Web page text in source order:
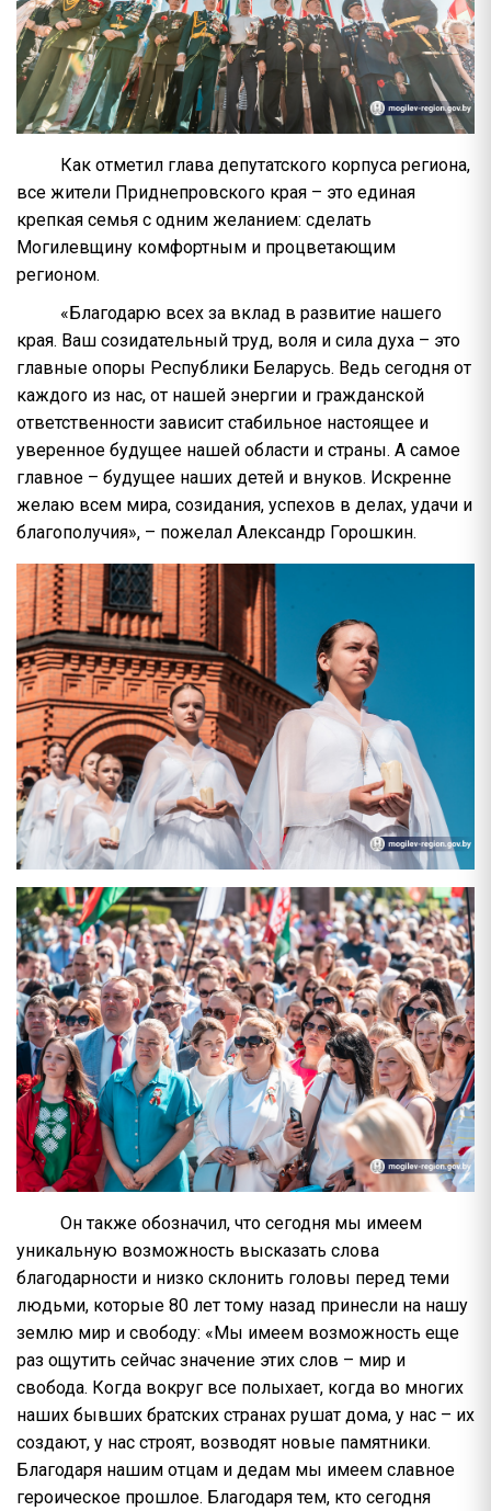
Как отметил глава депутатского корпуса региона,
все жители Приднепровского края – это единая
крепкая семья с одним желанием: сделать
Могилевщину комфортным и процветающим
регионом.
«Благодарю всех за вклад в развитие нашего
края. Ваш созидательный труд, воля и сила духа – это
главные опоры Республики Беларусь. Ведь сегодня от
каждого из нас, от нашей энергии и гражданской
ответственности зависит стабильное настоящее и
уверенное будущее нашей области и страны. А самое
главное – будущее наших детей и внуков. Искренне
желаю всем мира, созидания, успехов в делах, удачи и
благополучия», – пожелал Александр Горошкин.
Он также обозначил, что сегодня мы имеем
уникальную возможность высказать слова
благодарности и низко склонить головы перед теми
людьми, которые 80 лет тому назад принесли на нашу
землю мир и свободу: «Мы имеем возможность еще
раз ощутить сейчас значение этих слов – мир и
свобода. Когда вокруг все полыхает, когда во многих
наших бывших братских странах рушат дома, у нас – их
создают, у нас строят, возводят новые памятники.
Благодаря нашим отцам и дедам мы имеем славное
героическое прошлое. Благодаря тем, кто сегодня